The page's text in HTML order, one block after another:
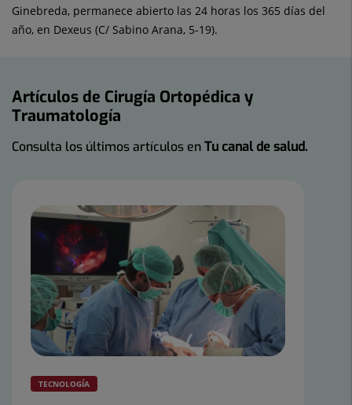
Ginebreda, permanece abierto las 24 horas los 365 días del
año, en Dexeus (C/ Sabino Arana, 5-19).
Artículos de Cirugía Ortopédica y
Traumatología
Consulta los últimos artículos enTu canal de salud.
TECNOLOGÍA